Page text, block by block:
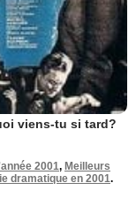
viens-tu si tard?
2001, Meilleurs
dramatique en 2001.